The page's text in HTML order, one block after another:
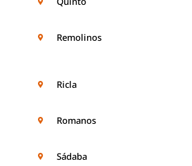
Remolinos
Ricla
Romanos
Sádaba